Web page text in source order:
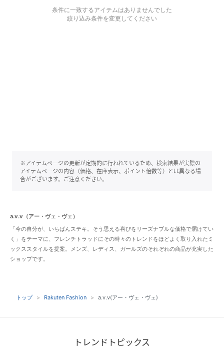
条件に一致するアイテムはありませんでした
絞り込み条件を変更してください
※アイテムページの更新が定期的に行われているため、検索結果が実際の
アイテムページの内容（価格、在庫表示、ポイント倍数等）とは異なる場
合がございます。ご注意ください。
a.v.v（アー・ヴェ・ヴェ）
「今の自分が、いちばんステキ。そう思える喜びをリーズナブルな価格で届けてい
く」をテーマに、フレンチトラッドにその時々のトレンドをほどよく取り入れたミ
ックススタイルを提案。メンズ、レディス、ガールズのそれぞれの商品が充実した
ショップです。
トップ Rakuten Fashion a.v.v(アー・ヴェ・ヴェ)
トレンドトピックス